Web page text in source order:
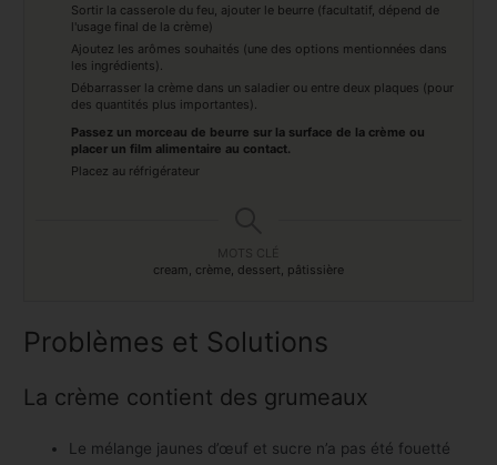
Sortir la casserole du feu, ajouter le beurre (facultatif, dépend de
l'usage final de la crème)
Ajoutez les arômes souhaités (une des options mentionnées dans
les ingrédients).
Débarrasser la crème dans un saladier ou entre deux plaques (pour
des quantités plus importantes).
Passez un morceau de beurre sur la surface de la crème ou
placer un film alimentaire au contact.
Placez au réfrigérateur
MOTS CLÉ
cream, crème, dessert, pâtissière
Problèmes et Solutions
La crème contient des grumeaux
Le mélange jaunes d’œuf et sucre n’a pas été fouetté